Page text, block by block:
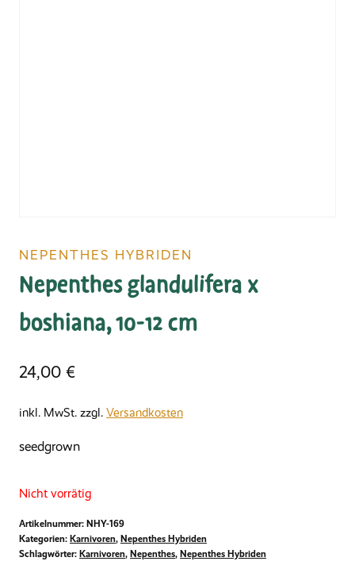
NEPENTHES HYBRIDEN
Nepenthes glandulifera x
boshiana, 10-12 cm
24,00 €
inkl. MwSt. zzgl. Versandkosten
seedgrown
Nicht vorrätig
Artikelnummer: NHY-169
Kategorien: Karnivoren, Nepenthes Hybriden
Schlagwörter: Karnivoren, Nepenthes, Nepenthes Hybriden